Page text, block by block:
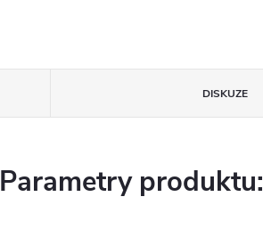
DISKUZE
Parametry produktu: